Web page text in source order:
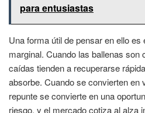
para entusiastas
Una forma útil de pensar en ello es
marginal. Cuando las ballenas son
caídas tienden a recuperarse
absorbe. Cuando se convierten en
repunte se convierte en una
riesgo, y el mercado cotiza al alza